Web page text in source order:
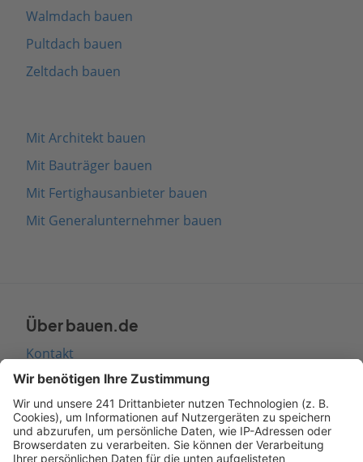
Walmdach bauen
Pultdach bauen
Zeltdach bauen
Mit Architekt bauen
Mit Bauträger bauen
Mit Fertighausanbieter bauen
Mit Generalunternehmer bauen
Über bauen.de
Kontakt
Seitenaufbau
Barrierefreiheit
Cookie Einstellungen